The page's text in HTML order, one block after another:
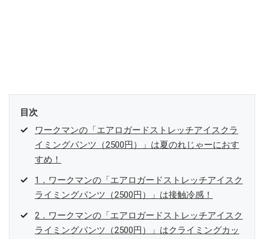
目次
ワークマンの「エアロガードストレッチアイスクラ
イミングパンツ（2500円）」は夏のれじゃーにおす
すめ！
1．ワークマンの「エアロガードストレッチアイスク
ライミングパンツ（2500円）」は接触冷感！
2．ワークマンの「エアロガードストレッチアイスク
ライミングパンツ（2500円）」はクライミングカッ